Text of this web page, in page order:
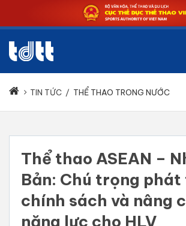
TIN TỨC / THỂ THAO TRONG NƯỚC
Thể thao ASEAN –
Bản: Chú trọng
chính sách và nâng
năng lực cho HLV